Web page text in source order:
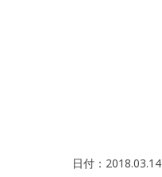
日付： 2018.03.14